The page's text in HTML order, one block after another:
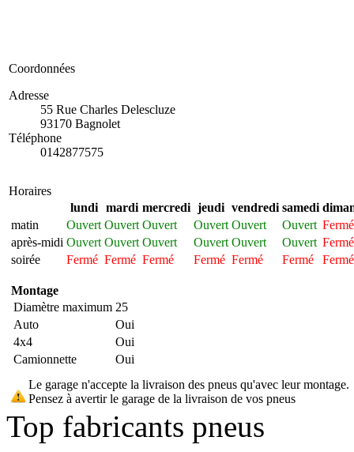
Coordonnées
Adresse
55 Rue Charles Delescluze
93170 Bagnolet
Téléphone
0142877575
Horaires
lundi
mardi mercredi jeudi vendredi samedi
matin
Ouvert Ouvert Ouvert Ouvert Ouvert Ouvert Fermé
après-midi Ouvert Ouvert Ouvert Ouvert Ouvert Ouvert Fermé
soirée
Fermé Fermé Fermé Fermé Fermé Fermé Fermé
Montage
Diamètre maximum 25
Auto
Oui
4x4
Oui
Camionnette
Oui
Le garage n'accepte la livraison des pneus qu'avec leur montage.
Pensez à avertir le garage de la livraison de vos pneus
Top fabricants pneus